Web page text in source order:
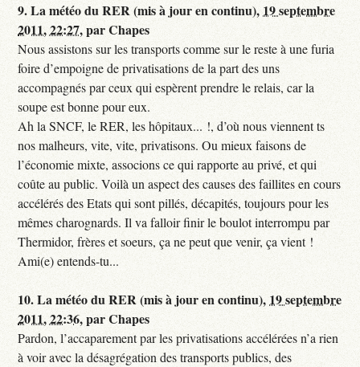
9.La météo du RER (mis à jour en continu), 19 septembre
2011, 22:27,parChapes
Nous assistons sur les transports comme sur le reste à une furia
foire d’empoigne de privatisations de la part des uns
accompagnés par ceux qui espèrent prendre le relais, car la
soupe est bonne pour eux.
Ah la SNCF, le RER, les hôpitaux... !, d’où nous viennent ts
nos malheurs, vite, vite, privatisons. Ou mieux faisons de
l’économie mixte, associons ce qui rapporte au privé, et qui
coûte au public. Voilà un aspect des causes des faillites en cours
accélérés des Etats qui sont pillés, décapités, toujours pour les
mêmes charognards. Il va falloir finir le boulot interrompu par
Thermidor, frères et soeurs, ça ne peut que venir, ça vient !
Ami(e) entends-tu...
10.La météo du RER (mis à jour en continu), 19 septembre
2011, 22:36,parChapes
Pardon, l’accaparement par les privatisations accélérées n’a rien
à voir avec la désagrégation des transports publics, des